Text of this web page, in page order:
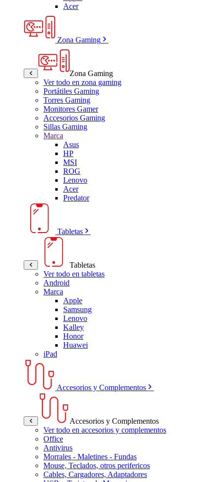
Acer
Zona Gaming
Zona Gaming
Ver todo en zona gaming
Portátiles Gaming
Torres Gaming
Monitores Gamer
Accesorios Gaming
Sillas Gaming
Marca
Asus
HP
MSI
ROG
Lenovo
Acer
Predator
Tabletas
Tabletas
Ver todo en tabletas
Android
Marca
Apple
Samsung
Lenovo
Kalley
Honor
Huawei
iPad
Accesorios y Complementos
Accesorios y Complementos
Ver todo en accesorios y complementos
Office
Antivirus
Morrales - Maletines - Fundas
Mouse, Teclados, otros perifericos
Cables, Cargadores, Adaptadores